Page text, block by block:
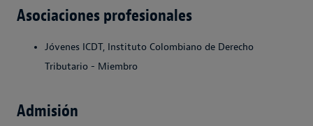
Asociaciones profesionales
Jóvenes ICDT, Instituto Colombiano de Derecho
Tributario - Miembro
Admisión